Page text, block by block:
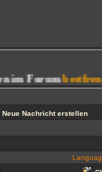
Forum
Neue Nachricht erstellen